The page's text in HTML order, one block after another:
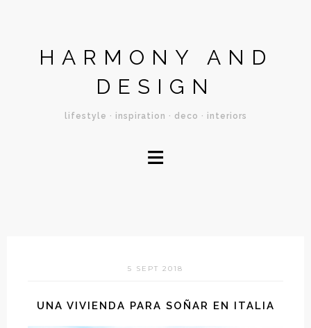
HARMONY AND
DESIGN
lifestyle · inspiration · deco · interiors
≡
5 SEPT 2018
UNA VIVIENDA PARA SOÑAR EN ITALIA